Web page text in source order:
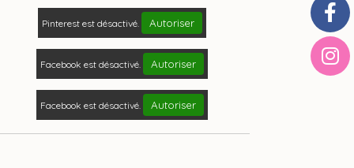
Pinterest est désactivé. Autoriser
Facebook est désactivé. Autoriser
Facebook est désactivé. Autoriser